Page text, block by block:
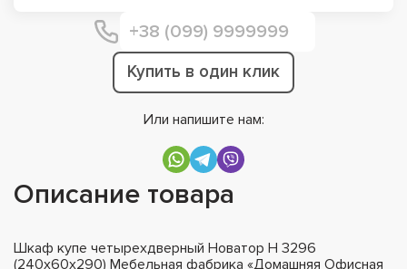
Купить в один клик
Или напишите нам:
Описание товара
Шкаф купе четырехдверный Новатор Н 3296
(240х60х290) Мебельная фабрика «Домашняя Офисная